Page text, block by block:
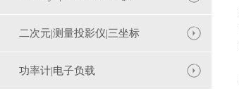
二次元|测量投影仪|三坐标
功率计|电子负载